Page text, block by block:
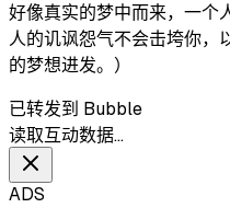
好像真实的梦中而来，一个
人的讥讽怨气不会击垮你，
的梦想进发。）
已转发到 Bubble
读取互动数据…
ADS